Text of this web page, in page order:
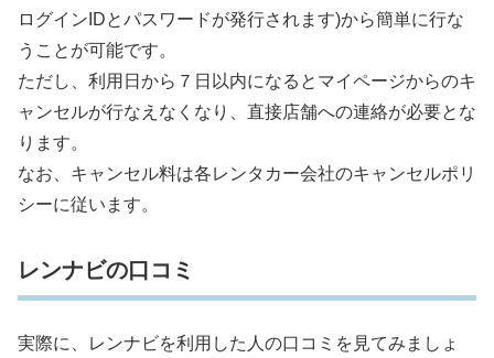
ログインIDとパスワードが発行されます)から簡単に行な
うことが可能です。
ただし、利用日から７日以内になるとマイページからのキ
ャンセルが行なえなくなり、直接店舗への連絡が必要とな
ります。
なお、キャンセル料は各レンタカー会社のキャンセルポリ
シーに従います。
レンナビの口コミ
実際に、レンナビを利用した人の口コミを見てみましょ